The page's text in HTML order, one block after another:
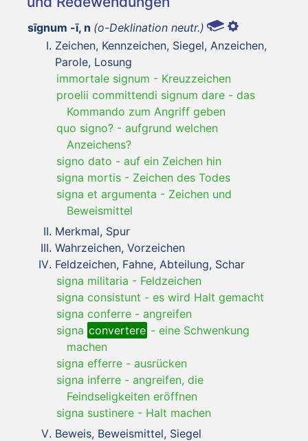
sīgnum -ī, n (o-Deklination neutr.)
Zeichen, Kennzeichen, Siegel, Anzeichen,
Parole, Losung
immortale signum - Kreuzzeichen
proelii committendi signum dare - das
Kommando zum Angriff geben
quo signo? - aufgrund welchen
Anzeichens?
signo dato - auf ein Zeichen hin
signa mortis - Zeichen des Todes
signa et argumenta - Zeichen und
Beweismittel
Merkmal, Spur
Wahrzeichen, Vorzeichen
Feldzeichen, Fahne, Abteilung, Schar
signa militaria - Feldzeichen
signa consistunt - es wird Halt gemacht
signa conferre - angreifen
signa convertere - eine Schwenkung
machen
signa efferre - ausrücken
signa inferre - angreifen, die
Feindseligkeiten eröffnen
signa sustinere - Halt machen
Beweis, Beweismittel, Siegel